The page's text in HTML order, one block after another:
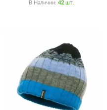
В Наличии: 42 Шт.